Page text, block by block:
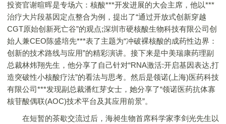
投资官谢暄晖是专场六：核酸***开发进展的大会主席，他以***
治疗大片段基因定点整合为例，提出了“通过开放式创新穿越
CGT原始创新死亡谷”的观点;深圳市硬核酸生物科技有限公司创
始人兼CEO陈盛培先***表了主题为“冲破裸核酸的成药性边界：
创新的技术路线与应用”的精彩演讲。接下来是中美瑞康药理副
总裁林炜翔先生，他分享了自己针对“RNA激活:开启基因表达,打
造突破性小核酸疗法”的看法与思考。然后是领诺(上海)医药科技
有限公司***发现副总裁潘红芽女士，她分享了“领诺医药抗体寡
核苷酸偶联(AOC)技术平台及其应用前景”。
在短暂的茶歇交流过后，海昶生物首席科学家李剑光先生以